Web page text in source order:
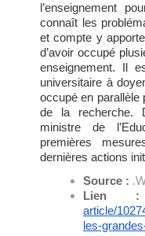
l’enseignement
connaît les
et compte y
d’avoir occupé
enseignement. Il
universitaire à
occupé en parallèle
de la recherche.
ministre de
premières
dernières actions
Source :
article/
les-